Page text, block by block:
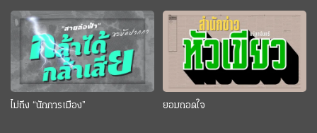
ไม่ถึง “นักการเมือง” ยอมถอดใจ